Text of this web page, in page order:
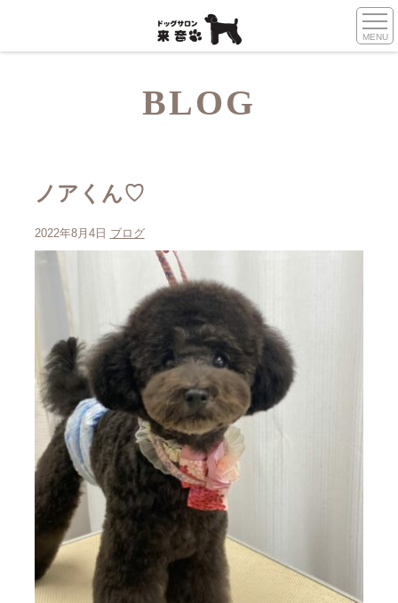
MENU
BLOG
ノアくん♡
2022年8月4日 ブログ